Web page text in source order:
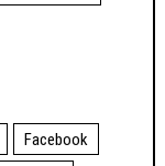
Facebook